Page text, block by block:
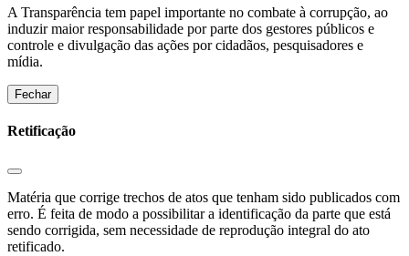
A Transparência tem papel importante no combate à corrupção, ao
induzir maior responsabilidade por parte dos gestores públicos e
controle e divulgação das ações por cidadãos, pesquisadores e
mídia.
Fechar
Retificação
Matéria que corrige trechos de atos que tenham sido publicados com
erro. É feita de modo a possibilitar a identificação da parte que está
sendo corrigida, sem necessidade de reprodução integral do ato
retificado.